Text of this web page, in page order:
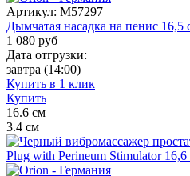
Артикул: M57297
Дымчатая насадка на пенис 16,5
1 080 руб
Дата отгрузки:
завтра (14:00)
Купить в 1 клик
Купить
16.6 см
3.4 см